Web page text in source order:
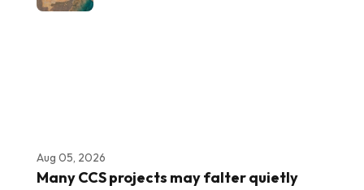
Aug 05, 2026
Many CCS projects may falter quietly